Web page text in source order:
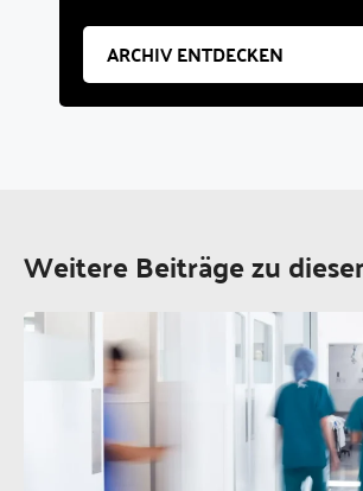
ARCHIV ENTDECKEN
Weitere Beiträge zu